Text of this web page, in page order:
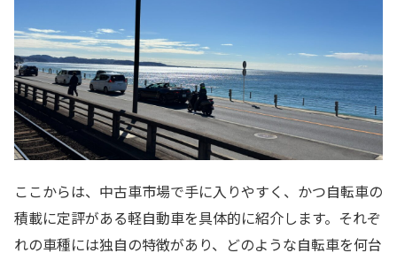
ここからは、中古車市場で手に入りやすく、かつ自転車の
積載に定評がある軽自動車を具体的に紹介します。それぞ
れの車種には独自の特徴があり、どのような自転車を何台